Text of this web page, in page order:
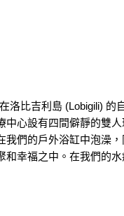
洛比吉利島 (Lobigili) 的
中心設有四間僻靜的雙
我們的戶外浴缸中泡澡
幸福之中。在我們的